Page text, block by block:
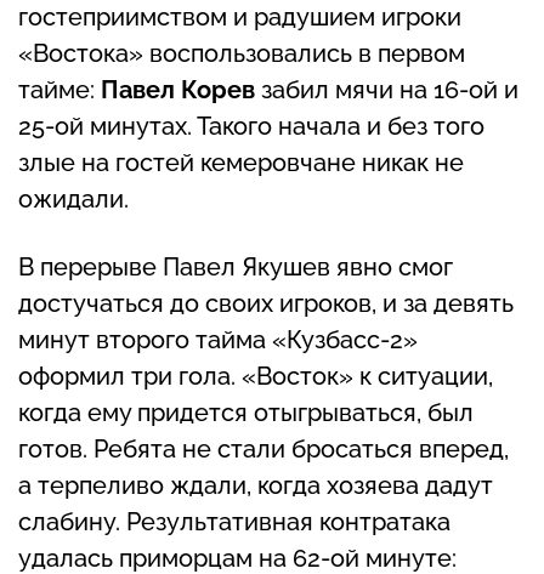
гостеприимством и радушием игроки
«Востока» воспользовались в первом
тайме: Павел Корев забил мячи на 16-ой и
25-ой минутах. Такого начала и без того
злые на гостей кемеровчане никак не
ожидали.
В перерыве Павел Якушев явно смог
достучаться до своих игроков, и за девять
минут второго тайма «Кузбасс-2»
оформил три гола. «Восток» к ситуации,
когда ему придется отыгрываться, был
готов. Ребята не стали бросаться вперед,
а терпеливо ждали, когда хозяева дадут
слабину. Результативная контратака
удалась приморцам на 62-ой минуте: